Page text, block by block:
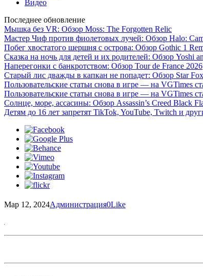
Видео
Последнее обновление
Мышка без VR: Обзор Moss: The Forgotten Relic
Мастер Чиф против фиолетовых лучей: Обзор Halo:
Побег хвостатого шершня с острова: Обзор Gothic 1
Сказка на ночь для детей и их родителей: Обзор Yoshi
Наперегонки с банкротством: Обзор Tour de France 2026
Старый лис дважды в капкан не попадет: Обзор Star Fox
Пользовательские статьи снова в игре — на VGTimes
Пользовательские статьи снова в игре — на VGTimes
Солнце, море, ассасины: Обзор Assassin’s Creed Black
Детям до 16 лет запретят TikTok, YouTube, Twitch и
Мар 12, 2024Администрация0Like